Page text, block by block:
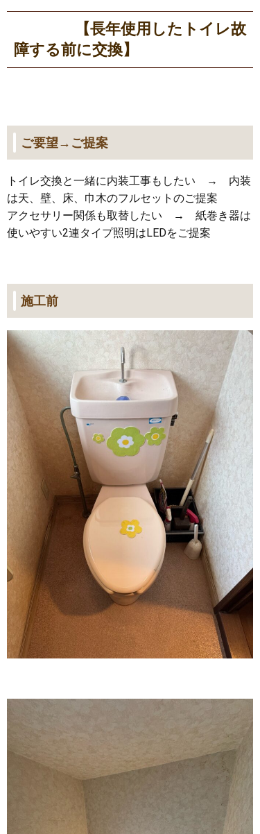
【長年使用したトイレ故
障する前に交換】
ご要望→ご提案
トイレ交換と一緒に内装工事もしたい → 内装
は天、壁、床、巾木のフルセットのご提案
アクセサリー関係も取替したい → 紙巻き器は
使いやすい2連タイプ照明はLEDをご提案
施工前